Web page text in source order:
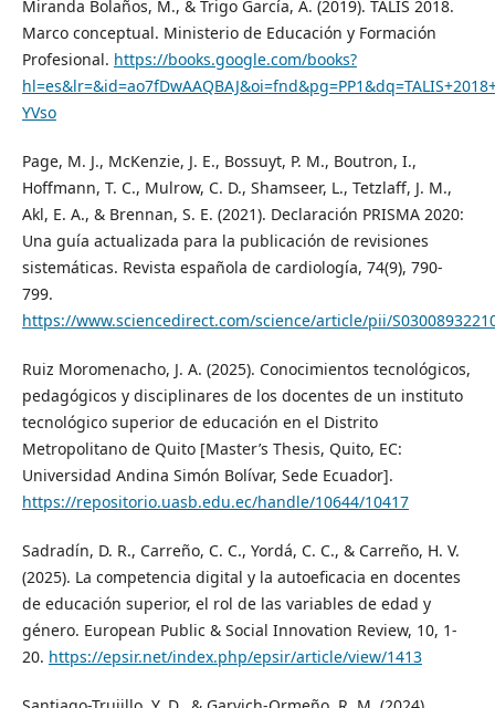
Miranda Bolaños, M., & Trigo García, A. (2019). TALIS 2018.
Marco conceptual. Ministerio de Educación y Formación
Profesional. https://books.google.com/books?
YVso
Page, M. J., McKenzie, J. E., Bossuyt, P. M., Boutron, I.,
Hoffmann, T. C., Mulrow, C. D., Shamseer, L., Tetzlaff, J. M.,
Akl, E. A., & Brennan, S. E. (2021). Declaración PRISMA 2020:
Una guía actualizada para la publicación de revisiones
sistemáticas. Revista española de cardiología, 74(9), 790-
799.
https://www.sciencedirect.com/science/article/pii/
Ruiz Moromenacho, J. A. (2025). Conocimientos tecnológicos,
pedagógicos y disciplinares de los docentes de un instituto
tecnológico superior de educación en el Distrito
Metropolitano de Quito [Master’s Thesis, Quito, EC:
Universidad Andina Simón Bolívar, Sede Ecuador].
https://repositorio.uasb.edu.ec/handle/10644/10417
Sadradín, D. R., Carreño, C. C., Yordá, C. C., & Carreño, H. V.
(2025). La competencia digital y la autoeficacia en docentes
de educación superior, el rol de las variables de edad y
género. European Public & Social Innovation Review, 10, 1-
20. https://epsir.net/index.php/epsir/article/view/1413